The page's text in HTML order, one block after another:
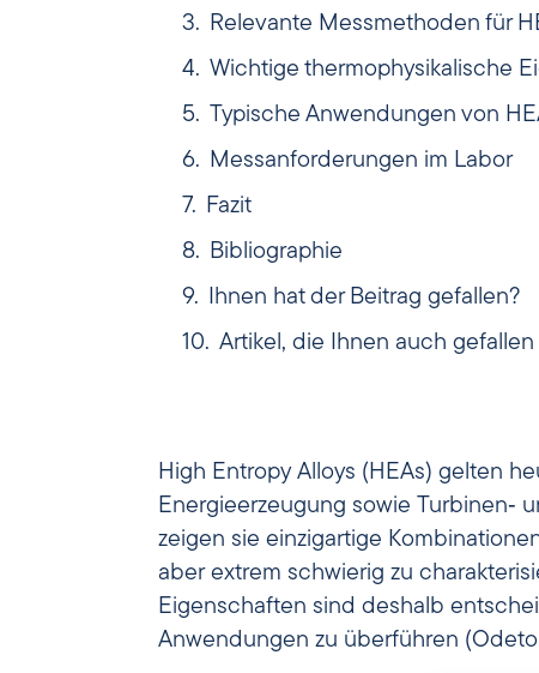
Relevante Messmethoden für
Wichtige thermophysikalische
Typische Anwendungen von
Messanforderungen im Labor
Fazit
Bibliographie
Ihnen hat der Beitrag gefallen?
Artikel, die Ihnen auch
High Entropy Alloys (HEAs) gelten
Energieerzeugung sowie Turbinen‑
zeigen sie einzigartige
aber extrem schwierig zu
Eigenschaften sind deshalb
Anwendungen zu überführen